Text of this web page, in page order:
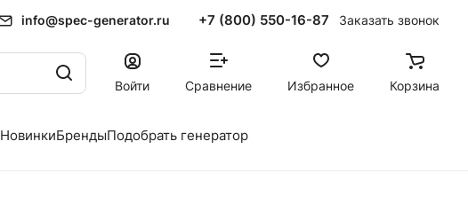
info@spec-generator.ru +7 (800) 550-16-87 Заказать звонок
Войти Сравнение Избранное Корзина
НовинкиБрендыПодобрать генератор